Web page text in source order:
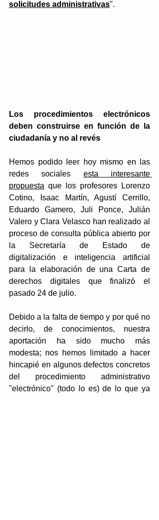
solicitudes administrativas".
Los procedimientos electrónicos
deben construirse en función de la
ciudadanía y no al revés
Hemos podido leer hoy mismo en las
redes sociales esta interesante
propuesta que los profesores Lorenzo
Cotino, Isaac Martín, Agustí Cerrillo,
Eduardo Gamero, Juli Ponce, Julián
Valero y Clara Velasco han realizado al
proceso de consulta pública abierto por
la Secretaría de Estado de
digitalización e inteligencia artificial
para la elaboración de una Carta de
derechos digitales que finalizó el
pasado 24 de julio.
Debido a la falta de tiempo y por qué no
decirlo, de conocimientos, nuestra
aportación ha sido mucho más
modesta; nos hemos limitado a hacer
hincapié en algunos defectos concretos
del procedimiento administrativo
"electrónico" (todo lo es) de lo que ya